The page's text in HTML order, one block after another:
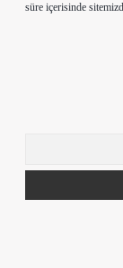
süre içerisinde